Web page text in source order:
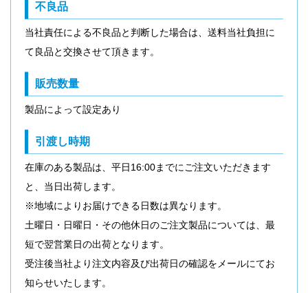
不良品
当社責任による不良品と判断した場合は、送料当社負担に
て良品と交換させて頂きます。
販売数量
製品によって設定あり
引渡し時期
在庫のある製品は、平日16:00までにご注文いただきます
と、当日出荷します。
※地域によりお届けできる日数は異なります。
土曜日・日曜日・その他休日のご注文製品については、最
短で翌営業日の出荷となります。
受注後当社より注文内容及び出荷日の確認をメールにてお
知らせいたします。